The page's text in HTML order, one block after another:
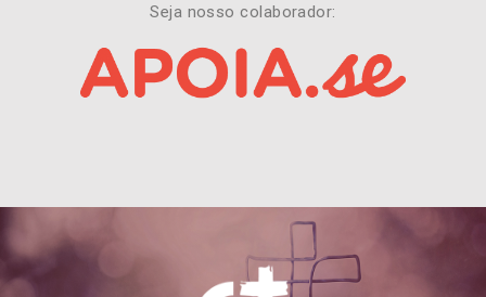
Seja nosso colaborador: